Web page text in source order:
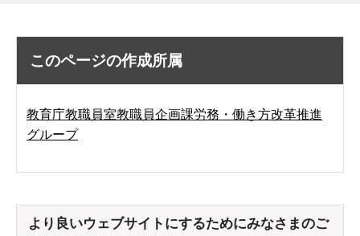
このページの作成所属
教育庁教職員室教職員企画課労務・働き方改革推進
グループ
より良いウェブサイトにするためにみなさまのご